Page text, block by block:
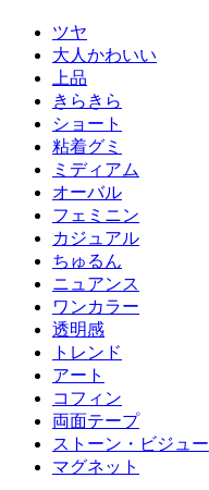
ツヤ
大人かわいい
上品
きらきら
ショート
粘着グミ
ミディアム
オーバル
フェミニン
カジュアル
ちゅるん
ニュアンス
ワンカラー
透明感
トレンド
アート
コフィン
両面テープ
ストーン・ビジュー
マグネット